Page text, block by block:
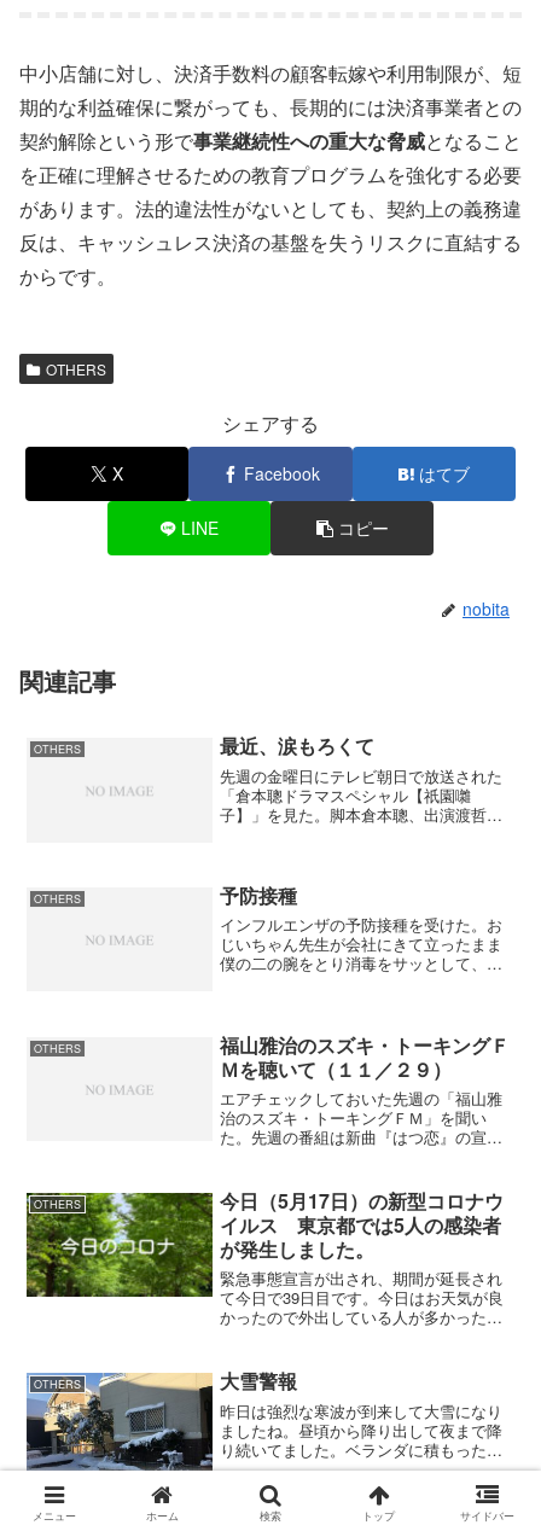
中小店舗に対し、決済手数料の顧客転嫁や利用制限が、短
期的な利益確保に繋がっても、長期的には決済事業者との
契約解除という形で事業継続性への重大な脅威となること
を正確に理解させるための教育プログラムを強化する必要
があります。法的違法性がないとしても、契約上の義務違
反は、キャッシュレス決済の基盤を失うリスクに直結する
からです。
OTHERS
シェアする
X Facebook はてブ
LINE コピー
nobita
関連記事
OTHERS 最近、涙もろくて
先週の金曜日にテレビ朝日で放送された
「倉本聰ドラマスペシャル【祇園囃
子】」を見た。脚本倉本聰、出演渡哲
るので割愛させて頂くが、とにか...
OTHERS 予防接種
インフルエンザの予防接種を受けた。お
じいちゃん先生が会社にきて立ったまま
僕の二の腕をとり消毒をサッとして、い
ンザに掛からなければいい...
OTHERS
福山雅治のスズキ・トーキングＦ
Ｍを聴いて（１１／２９）
エアチェックしておいた先週の「福山雅
治のスズキ・トーキングＦＭ」を聞い
た。先週の番組は新曲『はつ恋』の宣伝
ろかな。散々テレビＣＭで流してからＣ
Ｄにするというのは上手いセ...
OTHERS
今日（5月17日）の新型コロナウ
イルス 東京都では5人の感染者
が発生しました。
緊急事態宣言が出され、期間が延長され
て今日で39日目です。今日はお天気が良
かったので外出している人が多かったで
この暑さの中でもマスクをしているとこ
ろを見ると、感染リ...
OTHERS 大雪警報
昨日は強烈な寒波が到来して大雪になり
ましたね。昼頃から降り出して夜まで降
り続いてました。ベランダに積もった雪
を測ったら17センチ。ベランダでこれだ
け積もったから実際は20センチは積もっ
たかも。 庭にあるトネリコやユーカリ
は雪の重みで枝だがし...
メニュー ホーム 検索 トップ サイドバー